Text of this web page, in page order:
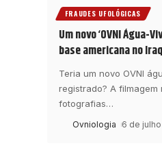
FRAUDES UFOLÓGICAS
Um novo ‘OVNI Água-
base americana no
Teria um novo OVNI
registrado? A filmagem
fotografias…
Ovniologia 6 de